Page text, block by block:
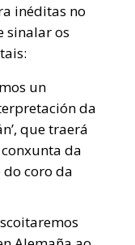
inéditas no
sinalar os
un
da
que traerá
da
coro da